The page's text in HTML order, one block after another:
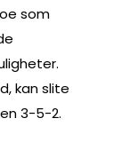
som
kan slite
3-5-2.